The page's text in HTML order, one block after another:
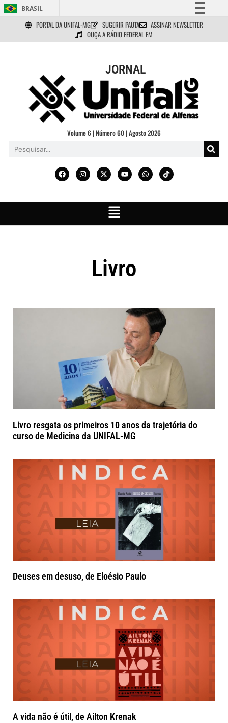
BRASIL
Simplifique!
Comunica BR
Acesso à informação
Legislação
Canais
PORTAL DA UNIFAL-MG SUGERIR PAUTA
ASSINAR NEWSLETTER
OUÇA A RÁDIO FEDERAL FM
JORNAL
Volume 6 | Número 60 | Agosto 2026
Livro
Livro resgata os primeiros 10 anos da trajetória do
curso de Medicina da UNIFAL-MG
Deuses em desuso, de Eloésio Paulo
A vida não é útil, de Ailton Krenak